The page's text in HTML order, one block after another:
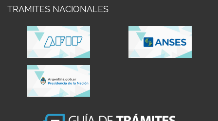
TRAMITES NACIONALES